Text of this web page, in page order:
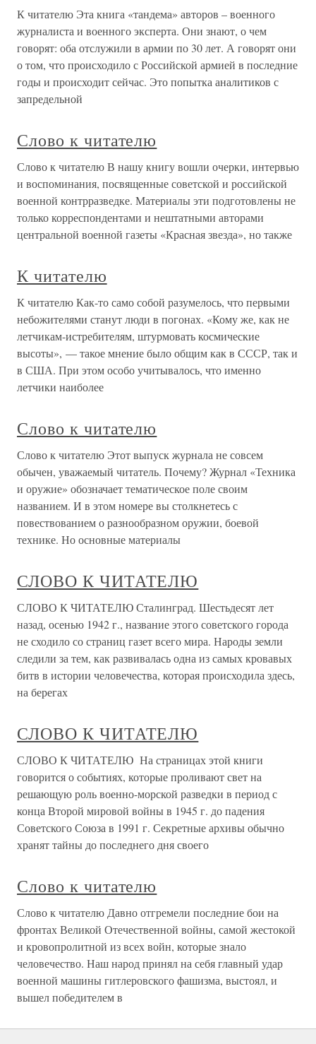
К читателю Эта книга «тандема» авторов – военного
журналиста и военного эксперта. Они знают, о чем
говорят: оба отслужили в армии по 30 лет. А говорят они
о том, что происходило с Российской армией в последние
годы и происходит сейчас. Это попытка аналитиков с
запредельной
Слово к читателю
Слово к читателю В нашу книгу вошли очерки, интервью
и воспоминания, посвященные советской и российской
военной контрразведке. Материалы эти подготовлены не
только корреспондентами и нештатными авторами
центральной военной газеты «Красная звезда», но также
К читателю
К читателю Как-то само собой разумелось, что первыми
небожителями станут люди в погонах. «Кому же, как не
летчикам-истребителям, штурмовать космические
высоты», — такое мнение было общим как в СССР, так и
в США. При этом особо учитывалось, что именно
летчики наиболее
Слово к читателю
Слово к читателю Этот выпуск журнала не совсем
обычен, уважаемый читатель. Почему? Журнал «Техника
и оружие» обозначает тематическое поле своим
названием. И в этом номере вы столкнетесь с
повествованием о разнообразном оружии, боевой
технике. Но основные материалы
СЛОВО К ЧИТАТЕЛЮ
СЛОВО К ЧИТАТЕЛЮ Сталинград. Шестьдесят лет
назад, осенью 1942 г., название этого советского города
не сходило со страниц газет всего мира. Народы земли
следили за тем, как развивалась одна из самых кровавых
битв в истории человечества, которая происходила здесь,
на берегах
СЛОВО К ЧИТАТЕЛЮ
СЛОВО К ЧИТАТЕЛЮ На страницах этой книги
говорится о событиях, которые проливают свет на
решающую роль военно-морской разведки в период с
конца Второй мировой войны в 1945 г. до падения
Советского Союза в 1991 г. Секретные архивы обычно
хранят тайны до последнего дня своего
Слово к читателю
Слово к читателю Давно отгремели последние бои на
фронтах Великой Отечественной войны, самой жестокой
и кровопролитной из всех войн, которые знало
человечество. Наш народ принял на себя главный удар
военной машины гитлеровского фашизма, выстоял, и
вышел победителем в